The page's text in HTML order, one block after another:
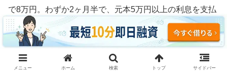
で8万円。わずか2ヶ月半で、元本5万円以上の利息を支払
う計算になります。
3ヶ月続けた場合、利息の支払い総額は約12万円。元本5
万円の2.4倍の利息を取られ、それでも借金は減っていま
メニュー ホーム 検索 トップ サイドバー